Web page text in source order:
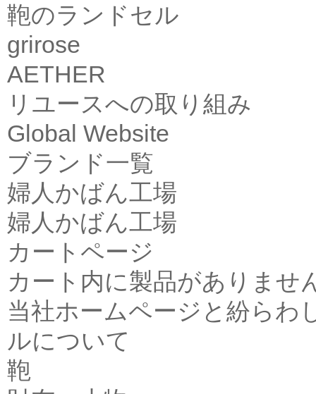
鞄のランドセル
grirose
AETHER
リユースへの取り組み
Global Website
ブランド一覧
婦人かばん工場
婦人かばん工場
カートページ
カート内に製品がありませ
当社ホームページと紛らわ
ルについて
鞄